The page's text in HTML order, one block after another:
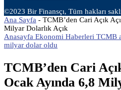
©2023 Bir Finansçı, Tüm hakları
Ana Sayfa - TCMB’den Cari Açık
Milyar Dolarlık Açık
Anasayfa Ekonomi Haberleri TCMB
milyar dolar oldu
TCMB’den Cari
Ocak Ayında 6,8